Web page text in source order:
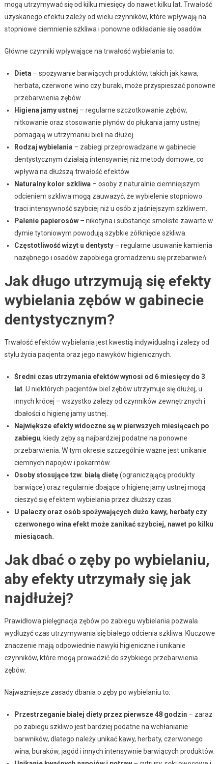
mogą utrzymywać się od kilku miesięcy do nawet kilku lat. Trwałość
uzyskanego efektu zależy od wielu czynników, które wpływają na
stopniowe ciemnienie szkliwa i ponowne odkładanie się osadów.
Główne czynniki wpływające na trwałość wybielania to:
Dieta – spożywanie barwiących produktów, takich jak kawa,
herbata, czerwone wino czy buraki, może przyspieszać ponowne
przebarwienia zębów.
Higiena jamy ustnej – regularne szczotkowanie zębów,
nitkowanie oraz stosowanie płynów do płukania jamy ustnej
pomagają w utrzymaniu bieli na dłużej.
Rodzaj wybielania – zabiegi przeprowadzane w gabinecie
dentystycznym działają intensywniej niż metody domowe, co
wpływa na dłuższą trwałość efektów.
Naturalny kolor szkliwa – osoby z naturalnie ciemniejszym
odcieniem szkliwa mogą zauważyć, że wybielenie stopniowo
traci intensywność szybciej niż u osób z jaśniejszym szkliwem.
Palenie papierosów– nikotyna i substancje smoliste zawarte w
dymie tytoniowym powodują szybkie żółknięcie szkliwa.
Częstotliwość wizyt u dentysty– regularne usuwanie kamienia
nazębnego i osadów zapobiega gromadzeniu się przebarwień.
Jak długo utrzymują się efekty
wybielania zębów w gabinecie
dentystycznym?
Trwałość efektów wybielania jest kwestią indywidualną i zależy od
stylu życia pacjenta oraz jego nawyków higienicznych.
Średni czas utrzymania efektów wynosi od 6 miesięcy do 3
lat. U niektórych pacjentów biel zębów utrzymuje się dłużej, u
innych krócej – wszystko zależy od czynników zewnętrznych i
dbałości o higienę jamy ustnej.
Największe efekty widoczne są w pierwszych miesiącach po
zabiegu, kiedy zęby są najbardziej podatne na ponowne
przebarwienia. W tym okresie szczególnie ważne jest unikanie
ciemnych napojów i pokarmów.
Osoby stosujące tzw. białą dietę(ograniczającą produkty
barwiące) oraz regularnie dbające o higienę jamy ustnej mogą
cieszyć się efektem wybielania przez dłuższy czas.
U palaczy oraz osób spożywających dużo kawy, herbaty czy
czerwonego wina efekt może zanikać szybciej, nawet po kilku
miesiącach.
Jak dbać o zęby po wybielaniu,
aby efekty utrzymały się jak
najdłużej?
Prawidłowa pielęgnacja zębów po zabiegu wybielania pozwala
wydłużyć czas utrzymywania się białego odcienia szkliwa. Kluczowe
znaczenie mają odpowiednie nawyki higieniczne i unikanie
czynników, które mogą prowadzić do szybkiego przebarwienia
zębów.
Najważniejsze zasady dbania o zęby po wybielaniu to:
Przestrzeganie białej diety przez pierwsze 48 godzin – zaraz
po zabiegu szkliwo jest bardziej podatne na wchłanianie
barwników, dlatego należy unikać kawy, herbaty, czerwonego
wina, buraków, jagód i innych intensywnie barwiących produktów.